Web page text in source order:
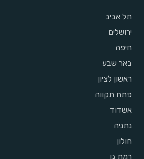
תל אביב
ירושלים
חיפה
באר שבע
ראשון לציון
פתח תקווה
אשדוד
נתניה
חולון
רמת גן